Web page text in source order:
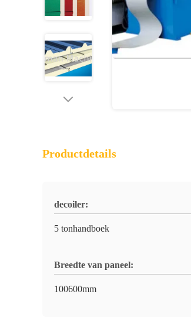
Productdetails
decoiler:
5 tonhandboek
Breedte van paneel:
100600mm